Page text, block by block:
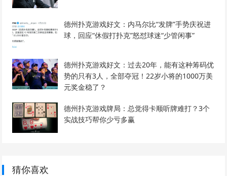
德州扑克游戏好文：内马尔比“发牌”手势庆祝进
球，回应“休假打扑克”怒怼球迷“少管闲事”
德州扑克游戏好文：过去20年，能有这种筹码优
势的只有3人，全部夺冠！22岁小将的1000万美
元奖金稳了？
德州扑克游戏牌局：总觉得卡顺听牌难打？3个
实战技巧帮你少亏多赢
猜你喜欢